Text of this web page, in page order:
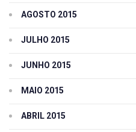
AGOSTO 2015
JULHO 2015
JUNHO 2015
MAIO 2015
ABRIL 2015